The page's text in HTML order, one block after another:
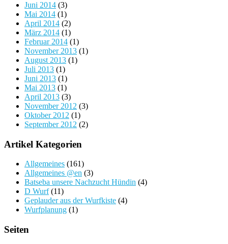
Juni 2014 (3)
Mai 2014 (1)
April 2014 (2)
März 2014 (1)
Februar 2014 (1)
November 2013 (1)
August 2013 (1)
Juli 2013 (1)
Juni 2013 (1)
Mai 2013 (1)
April 2013 (3)
November 2012 (3)
Oktober 2012 (1)
September 2012 (2)
Artikel Kategorien
Allgemeines (161)
Allgemeines @en (3)
Batseba unsere Nachzucht Hündin (4)
D Wurf(11)
Geplauder aus der Wurfkiste (4)
Wurfplanung (1)
Seiten